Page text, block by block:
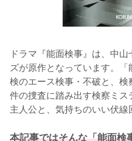
ドラマ『能面検事』は、中
ズが原作となっています。
検のエース検事・不破と、
件の捜査に踏み出す検察ミ
主人公と、気持ちのいい伏線
本記事ではそんな「能面検